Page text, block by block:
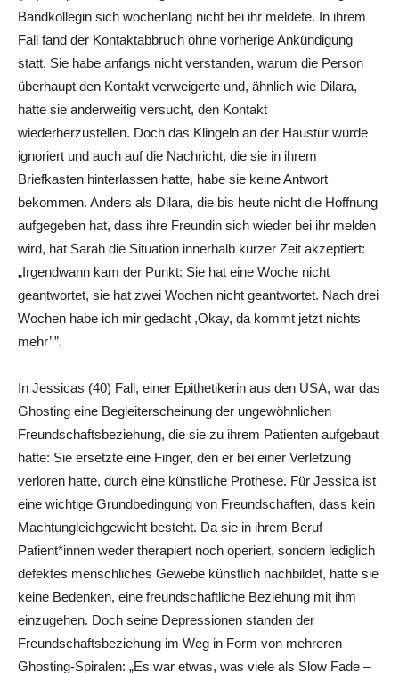
Bandkollegin sich wochenlang nicht bei ihr meldete. In ihrem
Fall fand der Kontaktabbruch ohne vorherige Ankündigung
statt. Sie habe anfangs nicht verstanden, warum die Person
überhaupt den Kontakt verweigerte und, ähnlich wie Dilara,
hatte sie anderweitig versucht, den Kontakt
wiederherzustellen. Doch das Klingeln an der Haustür wurde
ignoriert und auch auf die Nachricht, die sie in ihrem
Briefkasten hinterlassen hatte, habe sie keine Antwort
bekommen. Anders als Dilara, die bis heute nicht die Hoffnung
aufgegeben hat, dass ihre Freundin sich wieder bei ihr melden
wird, hat Sarah die Situation innerhalb kurzer Zeit akzeptiert:
„Irgendwann kam der Punkt: Sie hat eine Woche nicht
geantwortet, sie hat zwei Wochen nicht geantwortet. Nach drei
Wochen habe ich mir gedacht ,Okay, da kommt jetzt nichts
mehr’ ”.
In Jessicas (40) Fall, einer Epithetikerin aus den USA, war das
Ghosting eine Begleiterscheinung der ungewöhnlichen
Freundschaftsbeziehung, die sie zu ihrem Patienten aufgebaut
hatte: Sie ersetzte eine Finger, den er bei einer Verletzung
verloren hatte, durch eine künstliche Prothese. Für Jessica ist
eine wichtige Grundbedingung von Freundschaften, dass kein
Machtungleichgewicht besteht. Da sie in ihrem Beruf
Patient*innen weder therapiert noch operiert, sondern lediglich
defektes menschliches Gewebe künstlich nachbildet, hatte sie
keine Bedenken, eine freundschaftliche Beziehung mit ihm
einzugehen. Doch seine Depressionen standen der
Freundschaftsbeziehung im Weg in Form von mehreren
Ghosting-Spiralen: „Es war etwas, was viele als Slow Fade –